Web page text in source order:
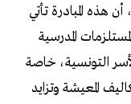
هذه المبادرة تأتي
المدرسية
التونسية، خاصة
المعيشة وتزايد